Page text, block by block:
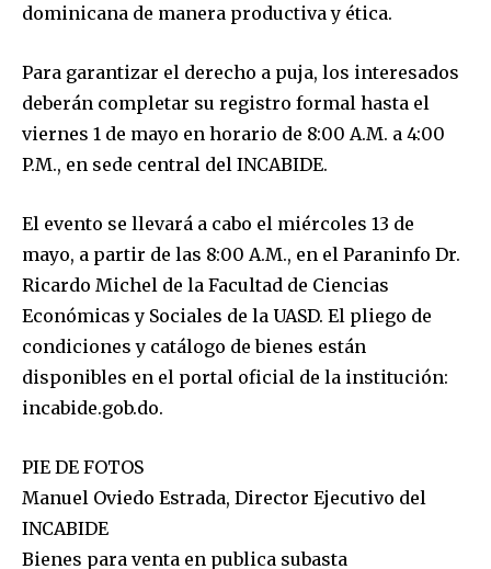
dominicana de manera productiva y ética.
Para garantizar el derecho a puja, los interesados
deberán completar su registro formal hasta el
viernes 1 de mayo en horario de 8:00 A.M. a 4:00
P.M., en sede central del INCABIDE.
El evento se llevará a cabo el miércoles 13 de
mayo, a partir de las 8:00 A.M., en el Paraninfo Dr.
Ricardo Michel de la Facultad de Ciencias
Económicas y Sociales de la UASD. El pliego de
condiciones y catálogo de bienes están
disponibles en el portal oficial de la institución:
incabide.gob.do.
PIE DE FOTOS
Manuel Oviedo Estrada, Director Ejecutivo del
INCABIDE
Bienes para venta en publica subasta